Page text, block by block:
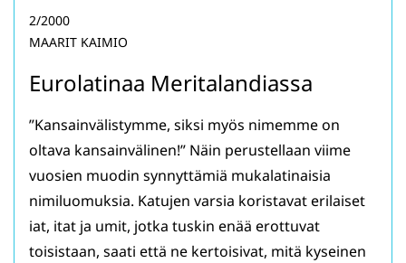
Eurolatinaa Meritalandiassa
2/2000
MAARIT KAIMIO
”Kansainvälistymme, siksi myös nimemme on
oltava kansainvälinen!” Näin perustellaan viime
vuosien muodin synnyttämiä mukalatinaisia
nimiluomuksia. Katujen varsia koristavat erilaiset
iat, itat ja umit, jotka tuskin enää erottuvat
toisistaan, saati että ne kertoisivat, mitä kyseinen